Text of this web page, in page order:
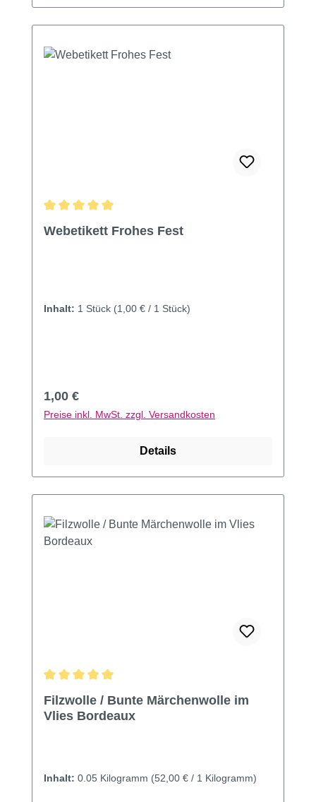
Webetikett Frohes Fest
Inhalt: 1 Stück (1,00 € / 1 Stück)
Regulärer Preis:
1,00 €
Preise inkl. MwSt. zzgl. Versandkosten
Details
Filzwolle / Bunte Märchenwolle im
Vlies Bordeaux
Inhalt: 0.05 Kilogramm (52,00 € / 1 Kilogramm)